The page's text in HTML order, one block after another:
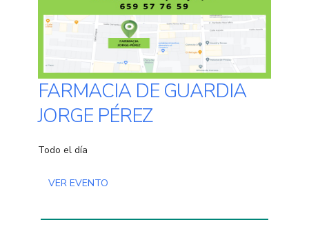
FARMACIA DE GUARDIA
JORGE PÉREZ
Todo el día
VER EVENTO